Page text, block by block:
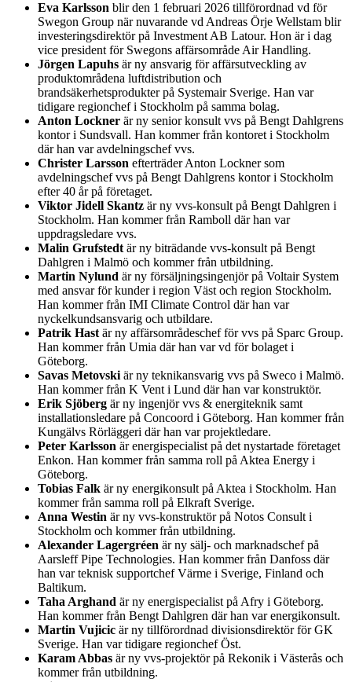
Eva Karlsson blir den 1 februari 2026 tillförordnad vd för
Swegon Group när nuvarande vd Andreas Örje Wellstam blir
investeringsdirektör på Investment AB Latour. Hon är i dag
vice president för Swegons affärsområde Air Handling.
Jörgen Lapuhs är ny ansvarig för affärsutveckling av
produktområdena luftdistribution och
brandsäkerhetsprodukter på Systemair Sverige. Han var
tidigare regionchef i Stockholm på samma bolag.
Anton Lockner är ny senior konsult vvs på Bengt Dahlgrens
kontor i Sundsvall. Han kommer från kontoret i Stockholm
där han var avdelningschef vvs.
Christer Larsson efterträder Anton Lockner som
avdelningschef vvs på Bengt Dahlgrens kontor i Stockholm
efter 40 år på företaget.
Viktor Jidell Skantz är ny vvs-konsult på Bengt Dahlgren i
Stockholm. Han kommer från Ramboll där han var
uppdragsledare vvs.
Malin Grufstedt är ny biträdande vvs-konsult på Bengt
Dahlgren i Malmö och kommer från utbildning.
Martin Nylund är ny försäljningsingenjör på Voltair System
med ansvar för kunder i region Väst och region Stockholm.
Han kommer från IMI Climate Control där han var
nyckelkundsansvarig och utbildare.
Patrik Hast är ny affärsområdeschef för vvs på Sparc Group.
Han kommer från Umia där han var vd för bolaget i
Göteborg.
Savas Metovski är ny teknikansvarig vvs på Sweco i Malmö.
Han kommer från K Vent i Lund där han var konstruktör.
Erik Sjöberg är ny ingenjör vvs & energiteknik samt
installationsledare på Concoord i Göteborg. Han kommer från
Kungälvs Rörläggeri där han var projektledare.
Peter Karlsson är energispecialist på det nystartade företaget
Enkon. Han kommer från samma roll på Aktea Energy i
Göteborg.
Tobias Falk är ny energikonsult på Aktea i Stockholm. Han
kommer från samma roll på Elkraft Sverige.
Anna Westin är ny vvs-konstruktör på Notos Consult i
Stockholm och kommer från utbildning.
Alexander Lagergréen är ny sälj- och marknadschef på
Aarsleff Pipe Technologies. Han kommer från Danfoss där
han var teknisk supportchef Värme i Sverige, Finland och
Baltikum.
Taha Arghand är ny energispecialist på Afry i Göteborg.
Han kommer från Bengt Dahlgren där han var energikonsult.
Martin Vujicic är ny tillförordnad divisionsdirektör för GK
Sverige. Han var tidigare regionchef Öst.
Karam Abbas är ny vvs-projektör på Rekonik i Västerås och
kommer från utbildning.